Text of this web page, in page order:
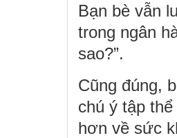
Bạn bè vẫn
trong ngân
sao?”.
Cũng đúng,
chú ý tập
hơn về sức